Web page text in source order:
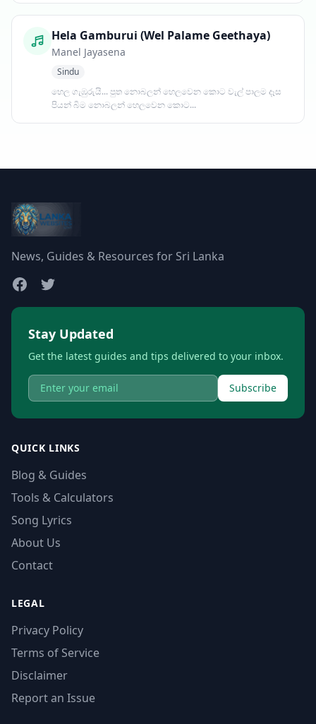
Hela Gamburui (Wel Palame Geethaya)
Manel Jayasena
Sindu
හෙල ගැඹුරුයි... පුත නොබලන් හෙලවෙන කොට වැල් පාලම දෑස
පියන් බිම නොබලන් හෙලවෙන කොට...
News, Guides & Resources for Sri Lanka
Stay Updated
Get the latest guides and tips delivered to your inbox.
Subscribe
QUICK LINKS
Blog & Guides
Tools & Calculators
Song Lyrics
About Us
Contact
LEGAL
Privacy Policy
Terms of Service
Disclaimer
Report an Issue